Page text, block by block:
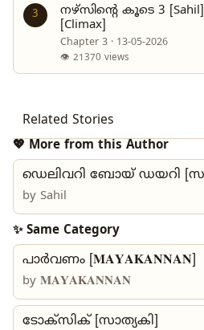
3
നഴ്സിന്റെ കൂടെ 3 [Sahil]
[Climax]
Chapter 3 · 13-05-2026
👁 21370 views
Related Stories
💖 More from this Author
ഡെലിവറി ബോയ് ഡയറി
by Sahil
✨ Same Category
പാർവണം [𝐌𝐀𝐘𝐀𝐊𝐀𝐍𝐍𝐀𝐍]
by 𝐌𝐀𝐘𝐀𝐊𝐀𝐍𝐍𝐀𝐍
ടോക്സിക് [സാത്യകി]